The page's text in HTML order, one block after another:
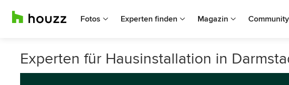
Fotos Experten finden Magazin Community
Experten für Hausinstallation in